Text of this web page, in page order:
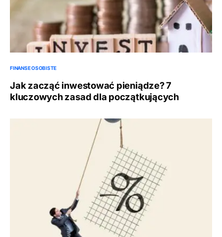
FINANSE OSOBISTE
Jak zacząć inwestować pieniądze? 7
kluczowych zasad dla początkujących